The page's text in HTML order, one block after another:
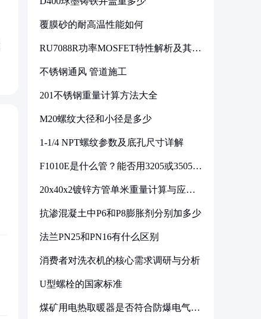
覆膜砂的耐高温性能如何
RU7088R功率MOSFET特性解析及其在
不锈钢通风 管道施工
201不锈钢重量计算方法大全
M20螺纹大径和小径是多少
1-1/4 NPT螺纹参数及底孔尺寸详解
F1010E是什么管？能否用3205或3505代
20x40x2镀锌方管单米重量计算与应用
抗渗混凝土中P6和P8膨胀剂分别加多少
法兰PN25和PN16有什么区别
消费者对洗衣机的核心需求调研与分析
U型螺栓的国家标准
煤矿用电热取暖器是否符合防爆电气设